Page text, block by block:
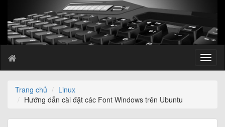
T
o
n
Trang chủ
Linux
Hướng dẫn cài đặt các Font Windows trên Ubuntu